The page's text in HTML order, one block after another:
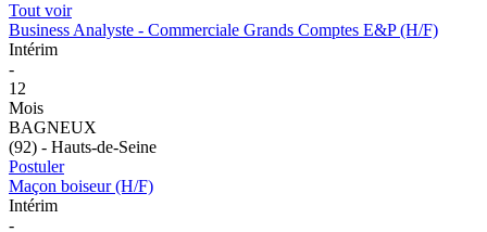
Tout voir
Business Analyste - Commerciale Grands Comptes E&P (H/F)
Intérim
-
12
Mois
BAGNEUX
(92) - Hauts-de-Seine
Postuler
Maçon boiseur (H/F)
Intérim
-